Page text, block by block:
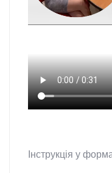
Інструкція у